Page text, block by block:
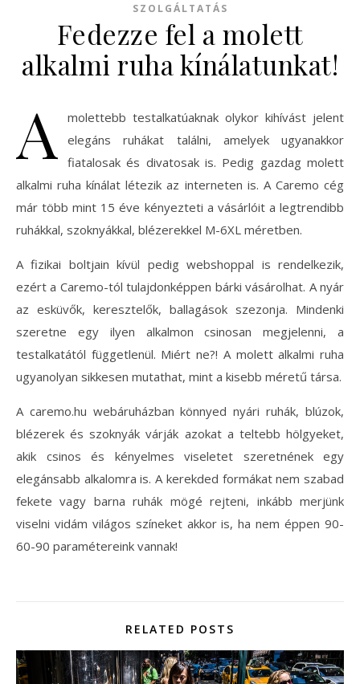
SZOLGÁLTATÁS
Fedezze fel a molett
alkalmi ruha kínálatunkat!
A
molettebb testalkatúaknak olykor kihívást jelent
elegáns ruhákat találni, amelyek ugyanakkor
fiatalosak és divatosak is. Pedig gazdag molett
alkalmi ruha kínálat létezik az interneten is. A Caremo cég
már több mint 15 éve kényezteti a vásárlóit a legtrendibb
ruhákkal, szoknyákkal, blézerekkel M-6XL méretben.
A fizikai boltjain kívül pedig webshoppal is rendelkezik,
ezért a Caremo-tól tulajdonképpen bárki vásárolhat. A nyár
az esküvők, keresztelők, ballagások szezonja. Mindenki
szeretne egy ilyen alkalmon csinosan megjelenni, a
testalkatától függetlenül. Miért ne?! A molett alkalmi ruha
ugyanolyan sikkesen mutathat, mint a kisebb méretű társa.
A caremo.hu webáruházban könnyed nyári ruhák, blúzok,
blézerek és szoknyák várják azokat a teltebb hölgyeket,
akik csinos és kényelmes viseletet szeretnének egy
elegánsabb alkalomra is. A kerekded formákat nem szabad
fekete vagy barna ruhák mögé rejteni, inkább merjünk
viselni vidám világos színeket akkor is, ha nem éppen 90-
60-90 paramétereink vannak!
RELATED POSTS